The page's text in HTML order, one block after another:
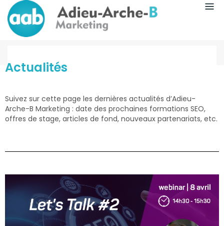
Actualités
Suivez sur cette page les dernières actualités d’Adieu-
Arche-B Marketing : date des prochaines formations SEO,
offres de stage, articles de fond, nouveaux partenariats, etc.